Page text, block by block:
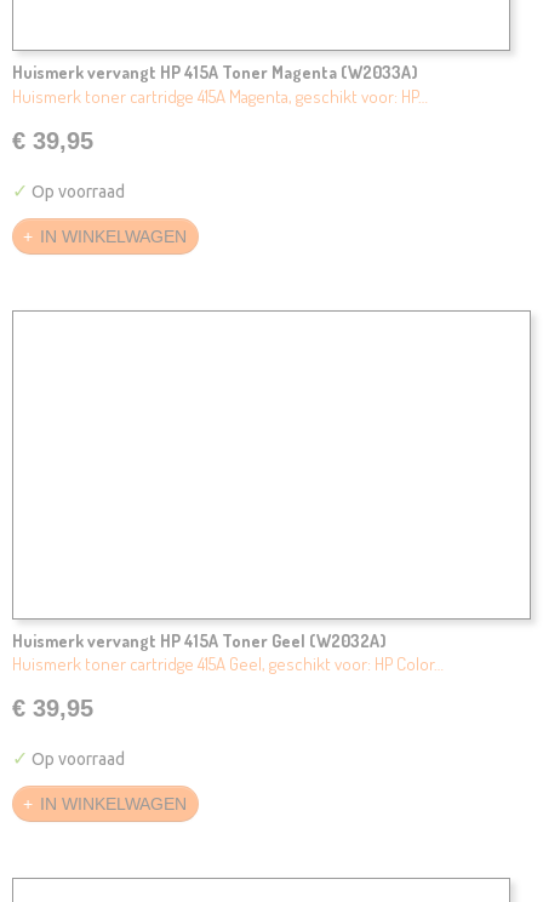
Huismerk vervangt HP 415A Toner Magenta (W2033A)
Huismerk toner cartridge 415A Magenta, geschikt voor: HP…
€ 39,95
✓ Op voorraad
IN WINKELWAGEN
Huismerk vervangt HP 415A Toner Geel (W2032A)
Huismerk toner cartridge 415A Geel, geschikt voor: HP Color…
€ 39,95
✓ Op voorraad
IN WINKELWAGEN